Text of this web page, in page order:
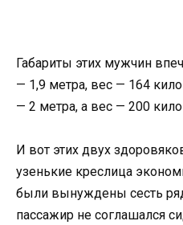
Габариты этих мужчин
— 1,9 метра, вес — 164
— 2 метра, а вес — 200
И вот этих двух
узенькие креслица
были вынуждены сесть
пассажир не соглашался